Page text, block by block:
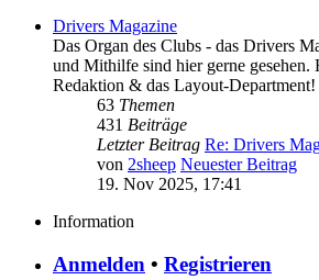
Drivers Magazine
Das Organ des Clubs - das Drivers
und Mithilfe sind hier gerne gesehen.
Redaktion & das Layout-Department!
63 Themen
431 Beiträge
Letzter Beitrag Re: Drivers
von 2sheep Neuester Beitrag
19. Nov 2025, 17:41
Information
Anmelden • Registrieren